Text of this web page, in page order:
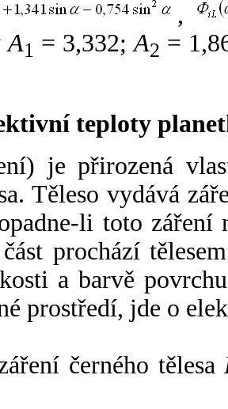
,
A1 = 3,332;A2 =
teploty
je přirozená
Těleso vydává
li toto záření
prochází
a barvě
prostředí, jde o
černého tělesa